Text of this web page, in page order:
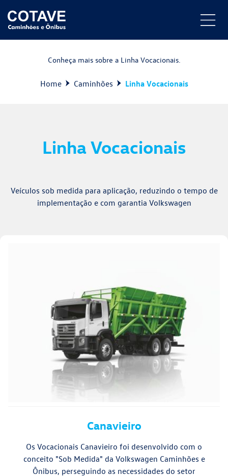
Conheça mais sobre a Linha Vocacionais.
Home Caminhões Linha Vocacionais
Linha Vocacionais
Veículos sob medida para aplicação, reduzindo o tempo de
implementação e com garantia Volkswagen
Canavieiro
Os Vocacionais Canavieiro foi desenvolvido com o
conceito "Sob Medida" da Volkswagen Caminhões e
Ônibus, perseguindo as necessidades do setor